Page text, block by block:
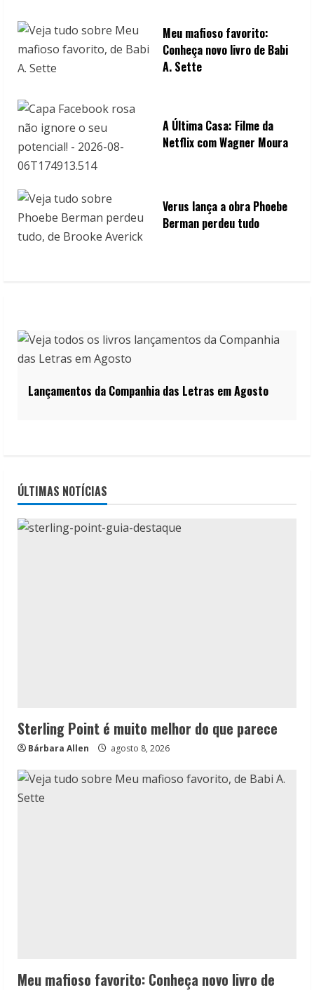
Meu mafioso favorito:
Conheça novo livro de Babi
A. Sette
A Última Casa: Filme da
Netflix com Wagner Moura
Verus lança a obra Phoebe
Berman perdeu tudo
Lançamentos da Companhia das Letras em Agosto
ÚLTIMAS NOTÍCIAS
Sterling Point é muito melhor do que parece
Bárbara Allen agosto 8, 2026
Meu mafioso favorito: Conheça novo livro de